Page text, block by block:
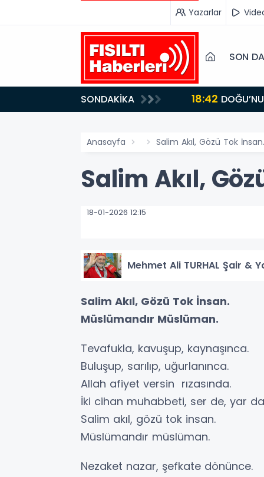
Yazarlar
SON
SONDAKİKA 18:42
KÜLTÜRÜNÜN
Anasayfa Salim Akıl, Gözü Tok
Salim Akıl,
18-01-2026 12:15
Mehmet Ali TURHAL Şair &
Salim Akıl, Gözü Tok İnsan.
Müslümandır Müslüman.
Tevafukla, kavuşup, kaynaşınca.
Buluşup, sarılıp, uğurlanınca.
Allah afiyet versin rızasında.
İki cihan muhabbeti, ser de, yar
Salim akıl, gözü tok insan.
Müslümandır müslüman.
Nezaket nazar, şefkate dönünce.